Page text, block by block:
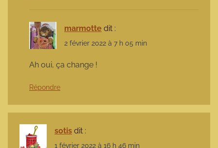
marmotte dit :
2 février 2022 à 7 h 05 min
Ah oui, ça change !
Répondre
sotis dit :
1 février 2022 à 16 h 46 min